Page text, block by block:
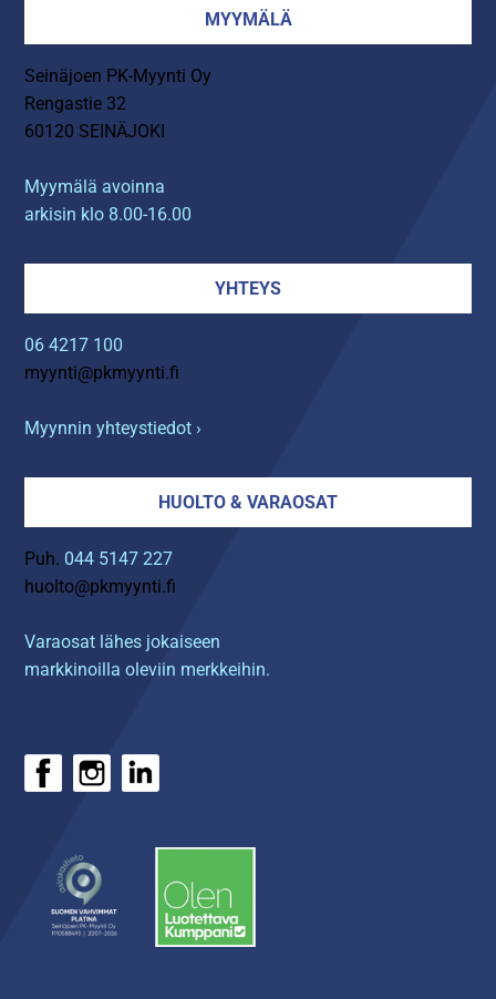
MYYMÄLÄ
Seinäjoen PK-Myynti Oy
Rengastie 32
60120 SEINÄJOKI
Myymälä avoinna
arkisin klo 8.00-16.00
YHTEYS
06 4217 100
myynti@pkmyynti.fi
Myynnin yhteystiedot ›
HUOLTO & VARAOSAT
Puh. 044 5147 227
huolto@pkmyynti.fi
Varaosat lähes jokaiseen
markkinoilla oleviin merkkeihin.